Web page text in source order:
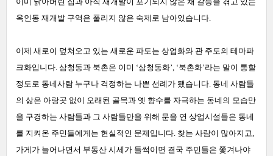
옥인동 재개발 구역은 풀리지 않은 숙제로 남아있습니다.
이제 새로이 덮쳐오고 있는 새로운 파도는 상업화와 관 주도의 테마파
크화입니다. 삼청동과 북촌은 이미 ‘삼청동화’, ‘북촌화’라는 말이 통할
정도로 동네사람 누구나 걱정하는 나쁜 선례가 됐습니다. 동네 사람들
의 삶은 아랑곳 없이 오래된 골목과 옛 향수를 자극하는 동네의 모습만
을 구경하는 사람들과 그 사람들만을 위해 문을 연 상업시설들은 동네
를 지켜온 주민들에게는 현실적인 문제입니다. 찾는 사람이 많아지고,
가게가 늘어나면서 부동산 시세가 들썩이면 결국 주민들은 쫓겨나야